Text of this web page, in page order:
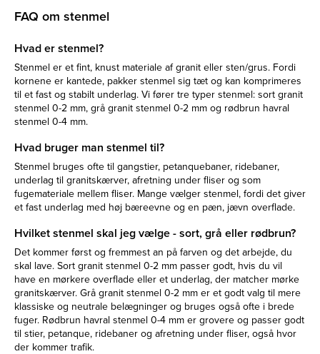
FAQ om stenmel
Hvad er stenmel?
Stenmel er et fint, knust materiale af granit eller sten/grus. Fordi
kornene er kantede, pakker stenmel sig tæt og kan komprimeres
til et fast og stabilt underlag. Vi fører tre typer stenmel: sort granit
stenmel 0-2 mm, grå granit stenmel 0-2 mm og rødbrun havral
stenmel 0-4 mm.
Hvad bruger man stenmel til?
Stenmel bruges ofte til gangstier, petanquebaner, ridebaner,
underlag til granitskærver, afretning under fliser og som
fugemateriale mellem fliser. Mange vælger stenmel, fordi det giver
et fast underlag med høj bæreevne og en pæn, jævn overflade.
Hvilket stenmel skal jeg vælge - sort, grå eller rødbrun?
Det kommer først og fremmest an på farven og det arbejde, du
skal lave. Sort granit stenmel 0-2 mm passer godt, hvis du vil
have en mørkere overflade eller et underlag, der matcher mørke
granitskærver. Grå granit stenmel 0-2 mm er et godt valg til mere
klassiske og neutrale belægninger og bruges også ofte i brede
fuger. Rødbrun havral stenmel 0-4 mm er grovere og passer godt
til stier, petanque, ridebaner og afretning under fliser, også hvor
der kommer trafik.